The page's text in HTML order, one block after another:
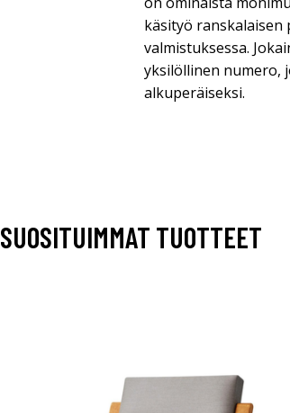
käsityö ranskalaisen
valmistuksessa.
yksilöllinen numero,
alkuperäiseksi.
SUOSITUIMMAT TUOTTEET